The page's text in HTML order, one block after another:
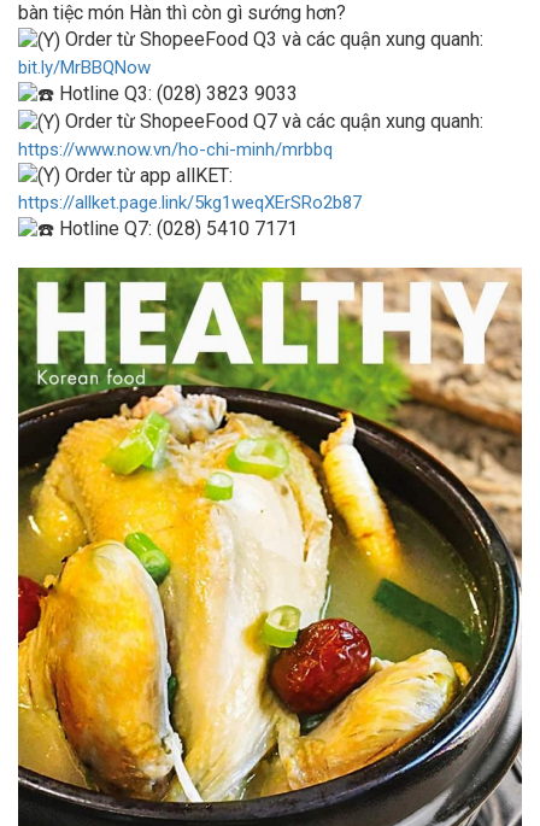
bàn tiệc món Hàn thì còn gì sướng hơn?
Order từ ShopeeFood Q3 và các quận xung quanh:
bit.ly/MrBBQNow
Hotline Q3: (028) 3823 9033
Order từ ShopeeFood Q7 và các quận xung quanh:
https://www.now.vn/ho-chi-minh/mrbbq
Order từ app allKET:
https://allket.page.link/5kg1weqXErSRo2b87
Hotline Q7: (028) 5410 7171